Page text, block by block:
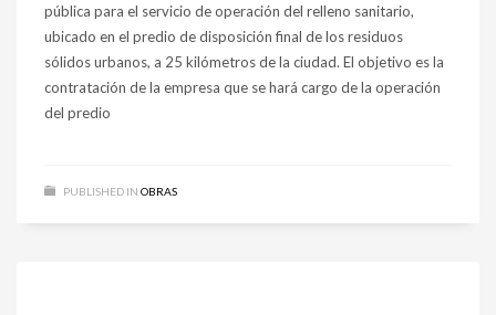
pública para el servicio de operación del relleno sanitario,
ubicado en el predio de disposición final de los residuos
sólidos urbanos, a 25 kilómetros de la ciudad. El objetivo es la
contratación de la empresa que se hará cargo de la operación
del predio
PUBLISHED IN OBRAS